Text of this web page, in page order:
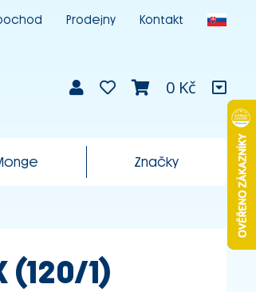
Prodejny Kontakt
0 Kč
Značky
(120/1)